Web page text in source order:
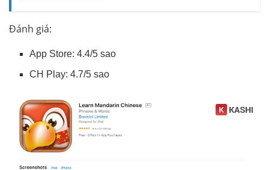
Đánh giá:
App Store: 4.4/5 sao
CH Play: 4.7/5 sao